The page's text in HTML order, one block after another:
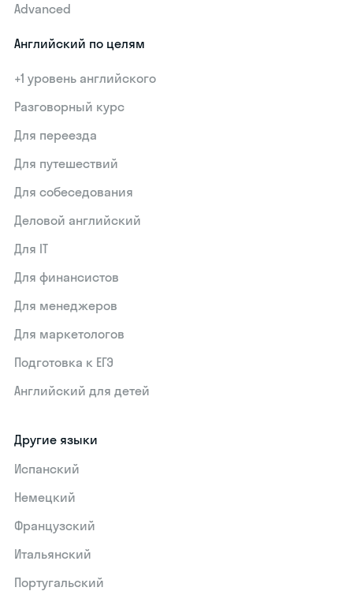
Advanced
Английский по целям
+1 уровень английского
Разговорный курс
Для переезда
Для путешествий
Для собеседования
Деловой английский
Для IT
Для финансистов
Для менеджеров
Для маркетологов
Подготовка к ЕГЭ
Английский для детей
Другие языки
Испанский
Немецкий
Французский
Итальянский
Португальский